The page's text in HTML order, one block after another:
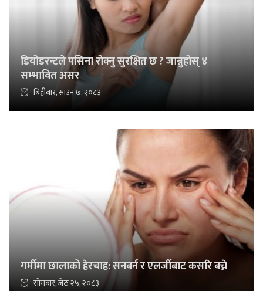
डियोडरन्टले पसिना रोक्नु सुरक्षित छ ? जान्नुहोस् ४
सम्भावित असर
बिहीबार, साउन ७, २०८३
गर्मीमा छालाको हेरचाह: सनबर्न र एलर्जीबाट कसरि बच्ने
सोमबार, जेठ २५, २०८३